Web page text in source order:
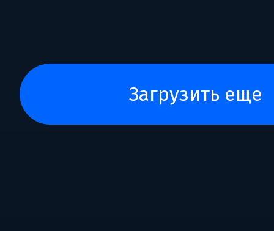
загрузить еще